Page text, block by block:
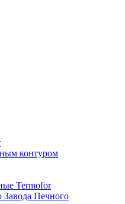
контуром
Termofor
Завода Печного